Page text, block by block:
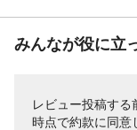
みんなが役に立
レビュー投稿する
時点で約款に同意